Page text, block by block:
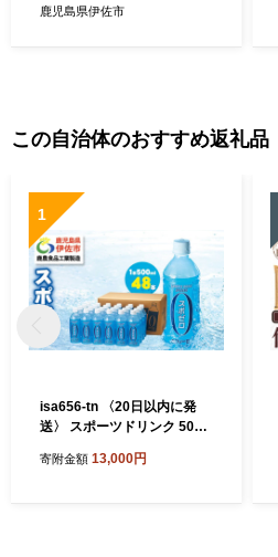
格芋焼酎 芋焼酎 焼酎 一升瓶
鹿児島県伊佐市
この自治体のおすすめ返礼品
1
isa656-tn 〈20日以内に発
送〉 スポーツドリンク 500
ル カロリーゼロ 天然アルカ
寄附金額 13,000円